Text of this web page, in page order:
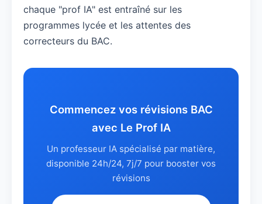
chaque "prof IA" est entraîné sur les
programmes lycée et les attentes des
correcteurs du BAC.
Commencez vos révisions BAC
avec Le Prof IA
Un professeur IA spécialisé par matière,
disponible 24h/24, 7j/7 pour booster vos
révisions